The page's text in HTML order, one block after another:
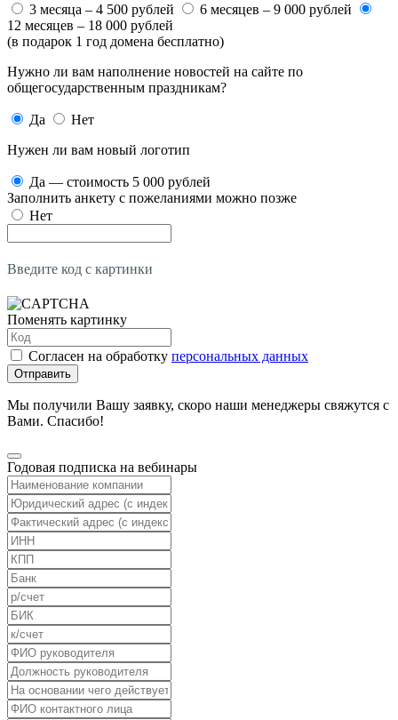
3 месяца – 4 500 рублей
6 месяцев – 9 000 рублей
12 месяцев – 18 000 рублей
(в подарок 1 год домена бесплатно)
Нужно ли вам наполнение новостей на сайте по
общегосударственным праздникам?
Да
Нет
Нужен ли вам новый логотип
Да — стоимость 5 000 рублей
Заполнить анкету с пожеланиями можно позже
Нет
Введите код с картинки
Поменять картинку
Согласен на обработку персональных данных
Отправить
Мы получили Вашу заявку, скоро наши менеджеры свяжутся с
Вами. Спасибо!
Годовая подписка на вебинары